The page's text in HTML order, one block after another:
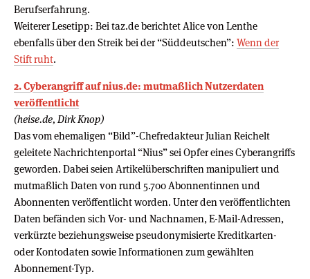
Berufserfahrung.
Weiterer Lesetipp: Bei taz.de berichtet Alice von Lenthe
ebenfalls über den Streik bei der “Süddeutschen”: Wenn der
Stift ruht.
2. Cyberangriff auf nius.de: mutmaßlich Nutzerdaten
veröffentlicht
(heise.de, Dirk Knop)
Das vom ehemaligen “Bild”-Chefredakteur Julian Reichelt
geleitete Nachrichtenportal “Nius” sei Opfer eines Cyberangriffs
geworden. Dabei seien Artikelüberschriften manipuliert und
mutmaßlich Daten von rund 5.700 Abonnentinnen und
Abonnenten veröffentlicht worden. Unter den veröffentlichten
Daten befänden sich Vor- und Nachnamen, E-Mail-Adressen,
verkürzte beziehungsweise pseudonymisierte Kreditkarten-
oder Kontodaten sowie Informationen zum gewählten
Abonnement-Typ.